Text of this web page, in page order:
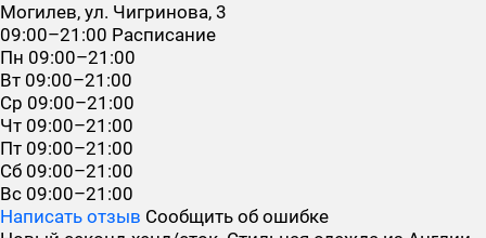
Могилев, ул. Чигринова, 3
09:00–21:00 Расписание
Пн 09:00–21:00
Вт 09:00–21:00
Ср 09:00–21:00
Чт 09:00–21:00
Пт 09:00–21:00
Сб 09:00–21:00
Вс 09:00–21:00
Написать отзыв Сообщить об ошибке